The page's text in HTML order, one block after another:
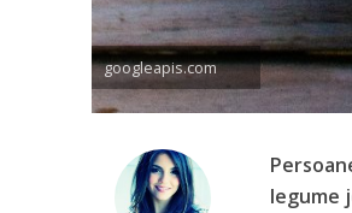
googleapis.com
legume